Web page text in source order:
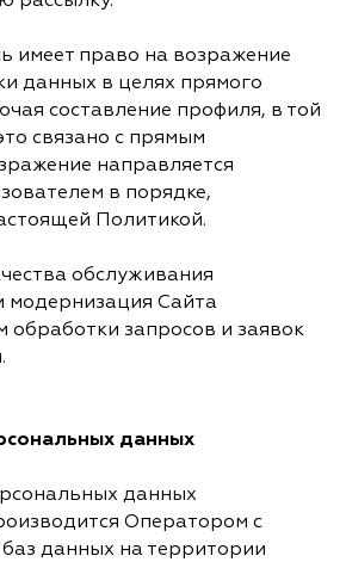
имеет право на возражение
данных в целях прямого
составление профиля, в той
связано с прямым
направляется
в порядке,
Политикой.
обслуживания
модернизация Сайта
обработки запросов и заявок
данных
данных
Оператором с
данных на территории